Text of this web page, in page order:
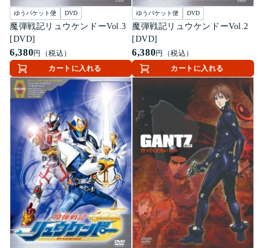
ゆうパケット便 DVD
魔弾戦記リュウケンドーVol.3
[DVD]
6,380円（税込）
カートに入れる
ゆうパケット便 DVD
魔弾戦記リュウケンドーVol.2
[DVD]
6,380円（税込）
カートに入れる